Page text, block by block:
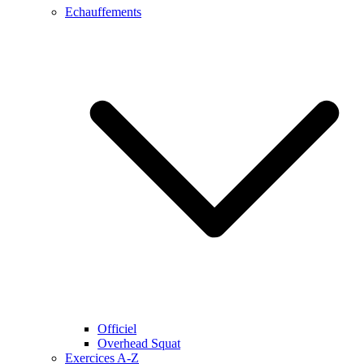
Echauffements
Officiel
Overhead Squat
Exercices A-Z